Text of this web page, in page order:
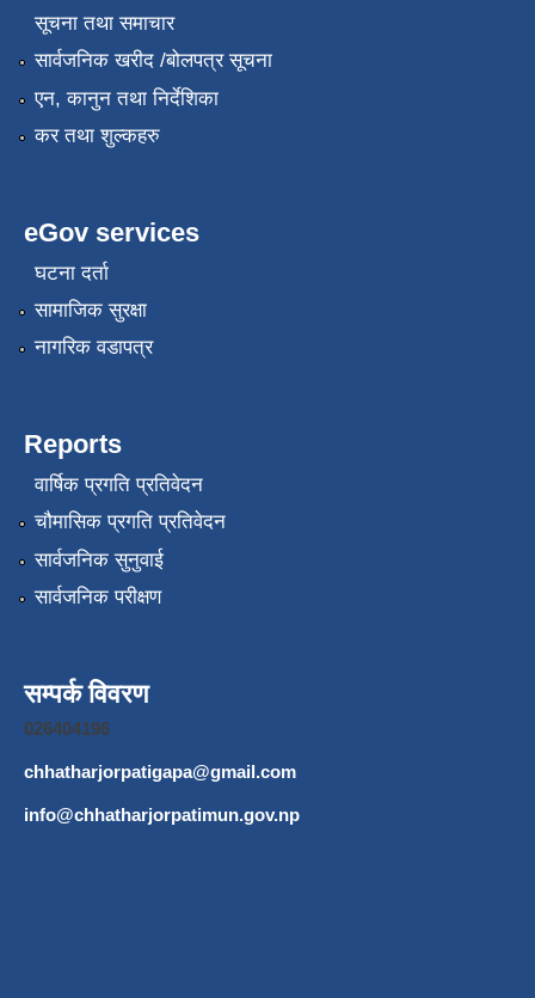
सूचना तथा समाचार
सार्वजनिक खरीद /बोलपत्र सूचना
एन, कानुन तथा निर्देशिका
कर तथा शुल्कहरु
eGov services
घटना दर्ता
सामाजिक सुरक्षा
नागरिक वडापत्र
Reports
वार्षिक प्रगति प्रतिवेदन
चौमासिक प्रगति प्रतिवेदन
सार्वजनिक सुनुवाई
सार्वजनिक परीक्षण
सम्पर्क विवरण
026404196
chhatharjorpatigapa@gmail.com
info@chhatharjorpatimun.gov.np